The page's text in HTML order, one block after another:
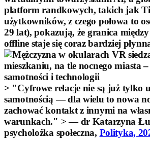
platform randkowych, takich jak
użytkowników, z czego połowa to
29 lat), pokazują, że granica
offline staje się coraz bardziej
> "Cyfrowe relacje nie są już tylko
samotnością — dla wielu to nowa
zachować kontakt z innymi na
warunkach." > — dr Katarzyna
psycholożka społeczna, Polityka,